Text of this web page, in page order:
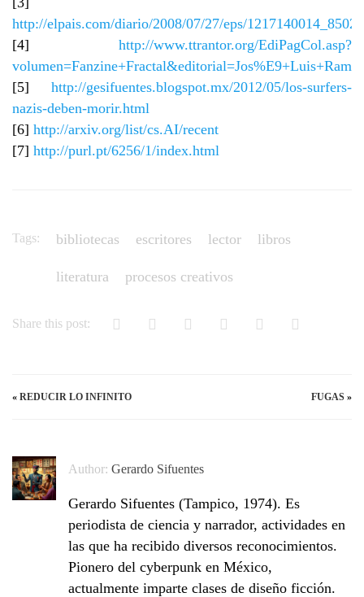
http://elpais.com/diario/2008/07/27/eps/
[4] http://www.ttrantor.org/EdiPagCol.asp?
[5] http://gesifuentes.blogspot.mx/2012/05/los-surfers-
nazis-deben-morir.html
[6] http://arxiv.org/list/cs.AI/recent
[7] http://purl.pt/6256/1/index.html
Tags: bibliotecas escritores lector libros
literatura procesos creativos
Share this post:
« REDUCIR LO INFINITO FUGAS »
Author:Gerardo Sifuentes
Gerardo Sifuentes (Tampico, 1974). Es
periodista de ciencia y narrador, actividades en
las que ha recibido diversos reconocimientos.
Pionero del cyberpunk en México,
actualmente imparte clases de diseño ficción.